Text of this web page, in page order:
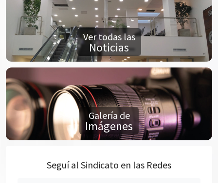
Ver todas las
Noticias
Galería de
Imágenes
Seguí al Sindicato en las Redes